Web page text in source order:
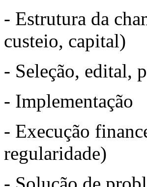
- Estrutura da
custeio, capital)
- Seleção, edital,
- Implementação
- Execução
regularidade)